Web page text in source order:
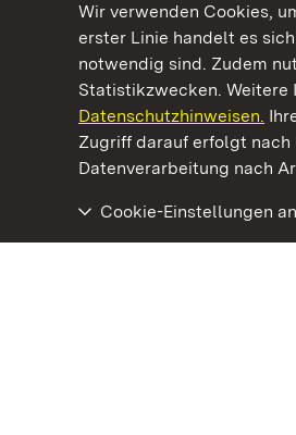
Wir verwenden Cookies,
erster Linie handelt es
notwendig sind. Zudem
Statistikzwecken. Weitere
Datenschutzhinweisen.
Zugriff darauf erfolgt nach
Datenverarbeitung nach
Cookie-Einstellungen
Kommen. Staunen.